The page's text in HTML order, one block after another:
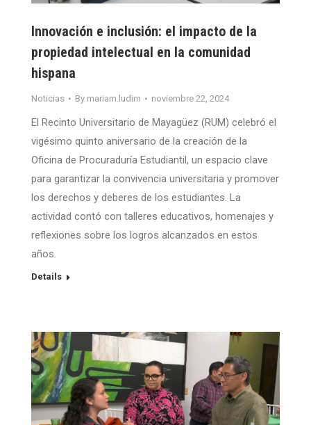
Innovación e inclusión: el impacto de la
propiedad intelectual en la comunidad
hispana
Noticias By mariam.ludim noviembre 22, 2024
El Recinto Universitario de Mayagüez (RUM) celebró el
vigésimo quinto aniversario de la creación de la
Oficina de Procuraduría Estudiantil, un espacio clave
para garantizar la convivencia universitaria y promover
los derechos y deberes de los estudiantes. La
actividad contó con talleres educativos, homenajes y
reflexiones sobre los logros alcanzados en estos
años.
Details